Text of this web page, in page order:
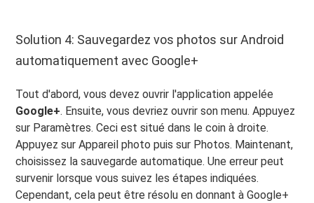
Solution 4: Sauvegardez vos photos sur Android
automatiquement avec Google+
Tout d'abord, vous devez ouvrir l'application appelée
Google+. Ensuite, vous devriez ouvrir son menu. Appuyez
sur Paramètres. Ceci est situé dans le coin à droite.
Appuyez sur Appareil photo puis sur Photos. Maintenant,
choisissez la sauvegarde automatique. Une erreur peut
survenir lorsque vous suivez les étapes indiquées.
Cependant, cela peut être résolu en donnant à Google+